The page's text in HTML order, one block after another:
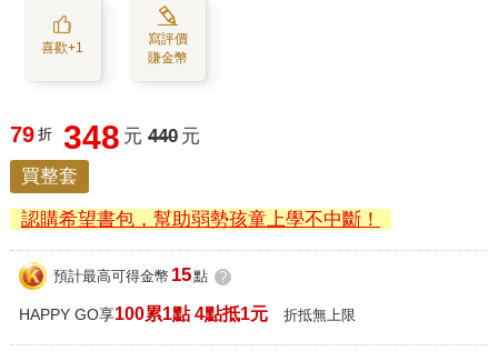
喜歡+1
寫評價
賺金幣
79 折 348 元 440 元
買整套
認購希望書包，幫助弱勢孩童上學不中斷！
預計最高可得金幣 15點 ?
HAPPY GO享100累1點 4點抵1元 折抵無上限